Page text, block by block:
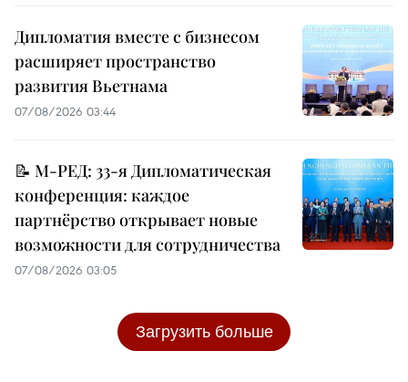
Дипломатия вместе с бизнесом
расширяет пространство
развития Вьетнама
07/08/2026 03:44
📝 М-РЕД: 33-я Дипломатическая
конференция: каждое
партнёрство открывает новые
возможности для сотрудничества
07/08/2026 03:05
Загрузить больше